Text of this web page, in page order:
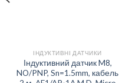
ІНДУКТИВНІ ДАТЧИКИ
Індуктивний датчик M8,
NO/PNP, Sn=1.5mm, кабель